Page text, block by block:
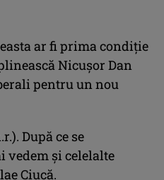
ar fi prima condiţie
Nicuşor Dan
pentru un nou
După ce se
vedem şi celelalte
Ciucă.